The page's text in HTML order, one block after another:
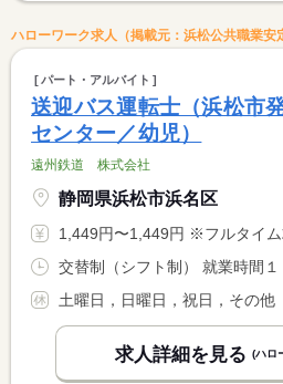
ハローワーク求人（掲載元：浜松公共職業安
パート・アルバイト
送迎バス運転士（浜松市
センター／幼児）
遠州鉄道 株式会社
静岡県浜松市浜名区
1,449円〜1,449円 ※フルタイム求人の場合は月額（換算額）、
土曜日，日曜日，祝日，その他
求人詳細を見る (ハロ